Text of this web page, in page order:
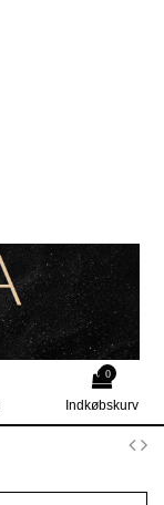
0
Indkøbskurv